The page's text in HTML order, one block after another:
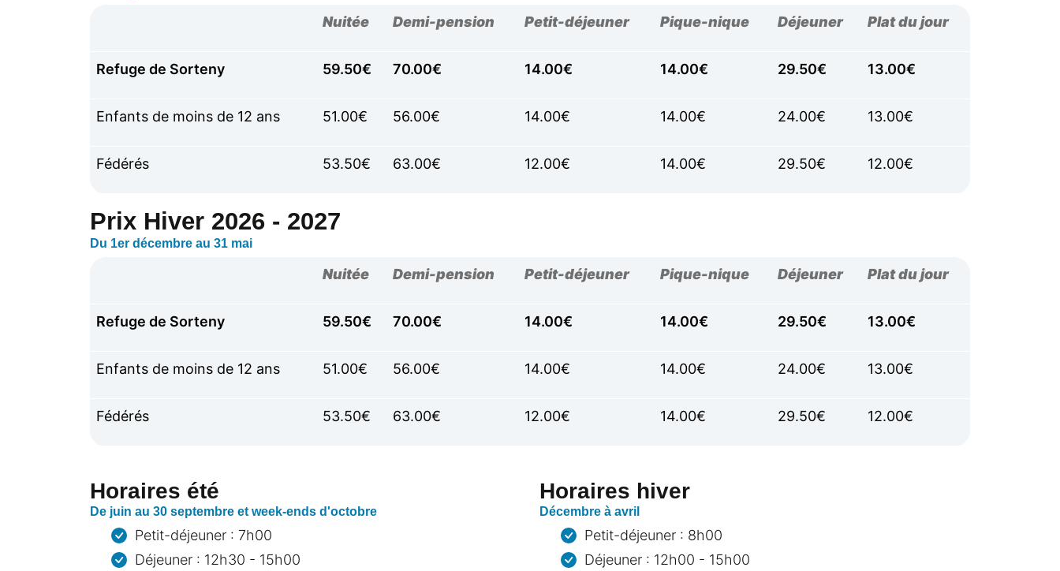
Nuitée Demi-pension Petit-déjeuner Pique-nique Déjeuner Plat du jour
Refuge de Sorteny 59.50€ 70.00€ 14.00€ 14.00€ 29.50€ 13.00€
Enfants de moins de 12 ans 51.00€ 56.00€ 14.00€ 14.00€ 24.00€ 13.00€
Fédérés 53.50€ 63.00€ 12.00€ 14.00€ 29.50€ 12.00€
Prix Hiver 2026 - 2027
Du 1er décembre au 31 mai
Nuitée Demi-pension Petit-déjeuner Pique-nique Déjeuner Plat du jour
Refuge de Sorteny 59.50€ 70.00€ 14.00€ 14.00€ 29.50€ 13.00€
Enfants de moins de 12 ans 51.00€ 56.00€ 14.00€ 14.00€ 24.00€ 13.00€
Fédérés 53.50€ 63.00€ 12.00€ 14.00€ 29.50€ 12.00€
Horaires été
De juin au 30 septembre et week-ends d'octobre
Petit-déjeuner : 7h00
Déjeuner : 12h30 - 15h00
Horaires hiver
Décembre à avril
Petit-déjeuner : 8h00
Déjeuner : 12h00 - 15h00